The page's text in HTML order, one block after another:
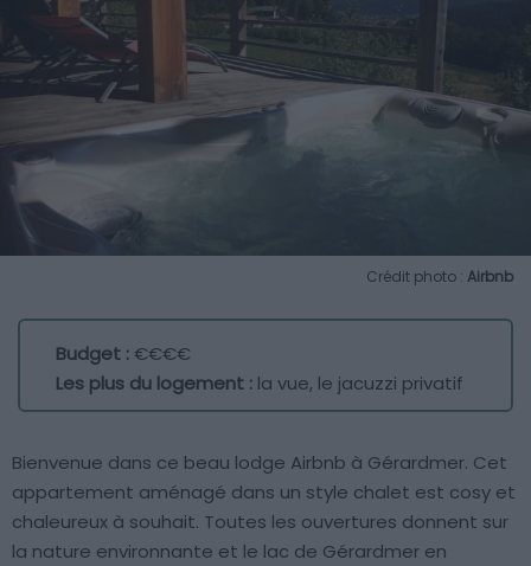
Crédit photo : Airbnb
Budget :€€€€
Les plus du logement : la vue, le jacuzzi privatif
Bienvenue dans ce beau lodge Airbnb à Gérardmer. Cet
appartement aménagé dans un style chalet est cosy et
chaleureux à souhait. Toutes les ouvertures donnent sur
la nature environnante et le lac de Gérardmer en